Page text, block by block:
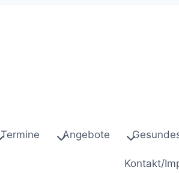
Termine Angebote
Kontakt/